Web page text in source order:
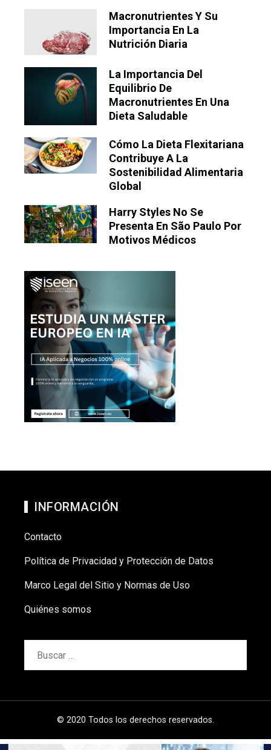
Macronutrientes Y Su
Importancia En La
Nutrición Diaria
La Importancia Del
Equilibrio De
Macronutrientes En Una
Dieta Saludable
Cómo La Dieta Flexitariana
Contribuye A La
Sostenibilidad Alimentaria
Global
Harry Styles No Se
Presenta En São Paulo Por
Motivos Médicos
INFORMACIÓN
Contacto
Política de Privacidad y Protección de Datos
Marco Legal del Sitio y Normas de Uso
Quiénes somos
© 2020 Todos los derechos reservados.